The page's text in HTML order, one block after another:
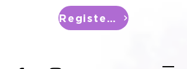
Register Now